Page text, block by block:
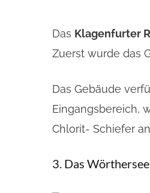
Das Klagenfurter
Zuerst wurde das
Das Gebäude
Eingangsbereich,
Chlorit- Schiefer
3. Das